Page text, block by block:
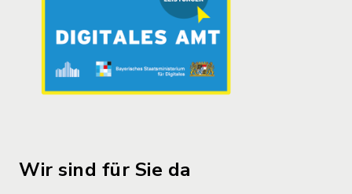
Wir sind für Sie da